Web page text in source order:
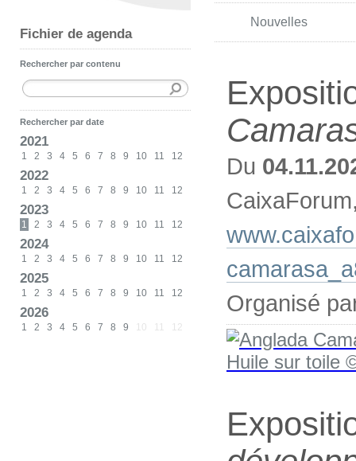
Fichier de agenda
Rechercher par contenu
Rechercher par date
2021
1 2 3 4 5 6 7 8 9 10 11 12
2022
1 2 3 4 5 6 7 8 9 10 11 12
2023
1 2 3 4 5 6 7 8 9 10 11 12
2024
1 2 3 4 5 6 7 8 9 10 11 12
2025
1 2 3 4 5 6 7 8 9 10 11 12
2026
1 2 3 4 5 6 7 8 9 10 11 12
Nouvelles
Du
Organisé